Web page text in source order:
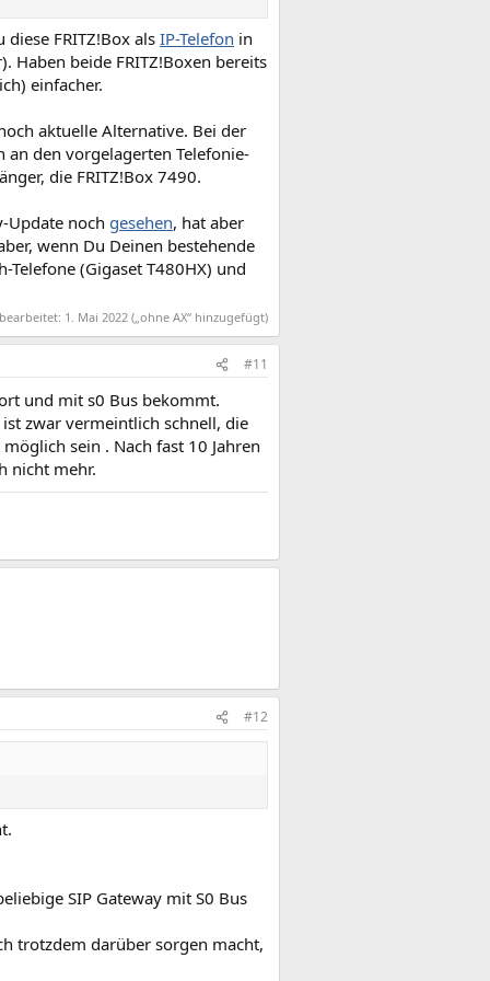
FRITZ!Box als IP-Telefon in
Haben beide FRITZ!Boxen bereits
einfacher.
aktuelle Alternative. Bei der
an den vorgelagerten Telefonie-
die FRITZ!Box 7490.
Update noch gesehen, hat aber
wenn Du Deinen bestehende
Telefone (Gigaset T480HX) und
1. Mai 2022 („ohne AX“ hinzugefügt)
#11
und mit s0 Bus bekommt.
zwar vermeintlich schnell, die
sein . Nach fast 10 Jahren
nicht mehr.
#12
SIP Gateway mit S0 Bus
trotzdem darüber sorgen macht,